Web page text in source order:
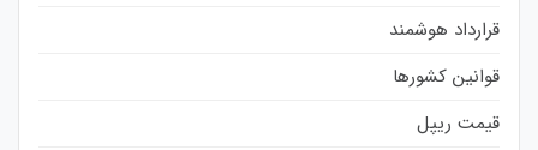
قرارداد هوشمند
قوانین کشورها
قیمت ریپل